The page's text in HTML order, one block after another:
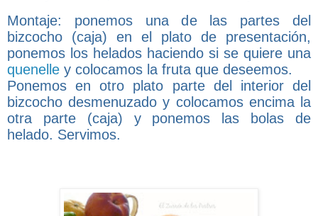
Montaje: ponemos una de las partes del
bizcocho (caja) en el plato de presentación,
ponemos los helados haciendo si se quiere una
quenelle y colocamos la fruta que deseemos.
Ponemos en otro plato parte del interior del
bizcocho desmenuzado y colocamos encima la
otra parte (caja) y ponemos las bolas de
helado. Servimos.